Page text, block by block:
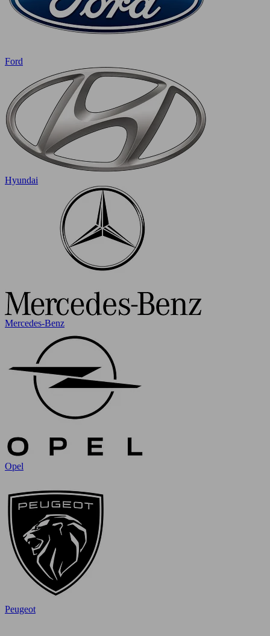
Ford
Hyundai
Mercedes-Benz
Opel
Peugeot